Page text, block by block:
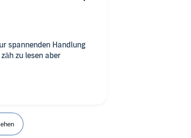
spannenden Handlung
zu lesen aber